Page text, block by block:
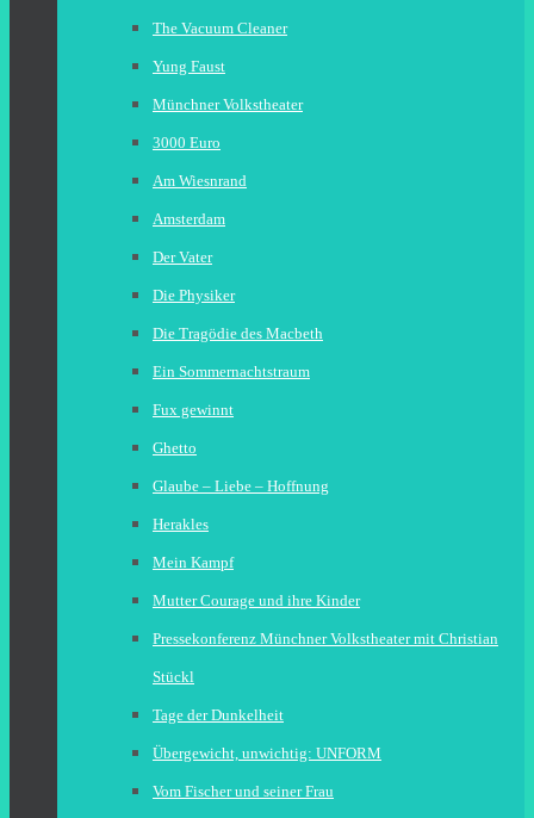
The Vacuum Cleaner
Yung Faust
Münchner Volkstheater
3000 Euro
Am Wiesnrand
Amsterdam
Der Vater
Die Physiker
Die Tragödie des Macbeth
Ein Sommernachtstraum
Fux gewinnt
Ghetto
Glaube – Liebe – Hoffnung
Herakles
Mein Kampf
Mutter Courage und ihre Kinder
Pressekonferenz Münchner Volkstheater mit Christian
Stückl
Tage der Dunkelheit
Übergewicht, unwichtig: UNFORM
Vom Fischer und seiner Frau